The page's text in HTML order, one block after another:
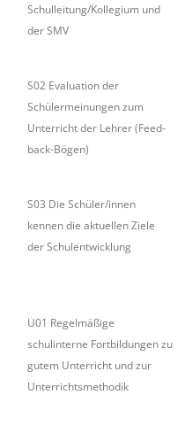
Schulleitung/Kollegium und
der SMV
S02 Evaluation der
Schülermeinungen zum
Unterricht der Lehrer (Feed-
back-Bögen)
S03 Die Schüler/innen
kennen die aktuellen Ziele
der Schulentwicklung
U01 Regelmäßige
schulinterne Fortbildungen zu
gutem Unterricht und zur
Unterrichtsmethodik